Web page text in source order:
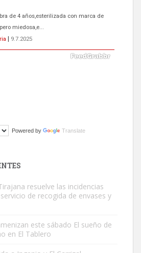
GATA TEROR GRAN CANARIA
a Los Gatos callejeros de la zona los
9.7.2025
en la calle hace menos de un mes,
Powered by Translate
resuelve las incidencias
de recogida de envases y
este sábado El sueño de
en El Tablero